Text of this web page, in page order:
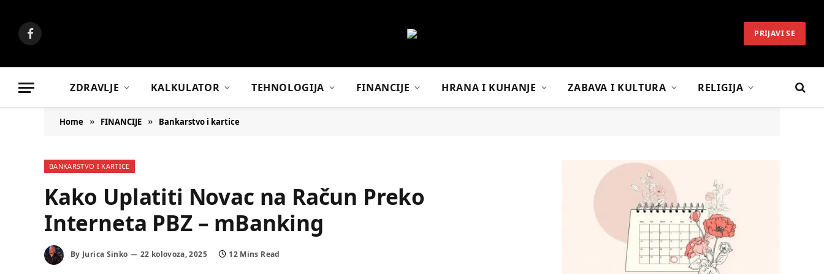
Facebook PRIJAVI SE
ZDRAVLJE KALKULATOR TEHNOLOGIJA FINANCIJE HRANA I KUHANJE ZABAVA I KULTURA RELIGIJA
Home » FINANCIJE » Bankarstvo i kartice
BANKARSTVO I KARTICE
Kako Uplatiti Novac na Račun Preko
Interneta PBZ – mBanking
By Jurica Sinko 22 kolovoza, 2025 12 Mins Read